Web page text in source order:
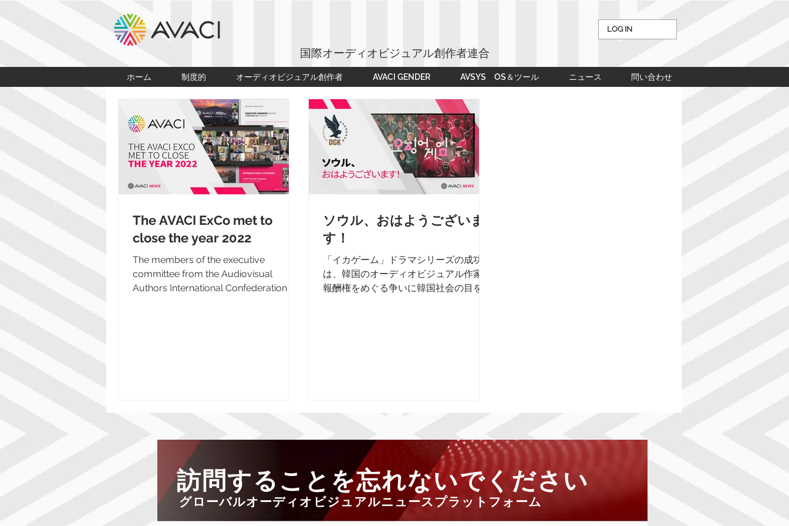
LOG IN
国際オーディオビジュアル創作者連合
ホーム 制度的 オーディオビジュアル創作者 AVACI GENDER AVSYS OS＆ツール ニュース 問い合わせ
The AVACI ExCo met to
close the year 2022
The members of the executive
committee from the Audiovisual
Authors International Confederation -
ソウル、おはようございま
す！
「イカゲーム」ドラマシリーズの成功
は、韓国のオーディオビジュアル作家の
報酬権をめぐる争いに韓国社会の目を向
訪問することを忘れないでください
グローバルオーディオビジュアルニュースプラットフォーム